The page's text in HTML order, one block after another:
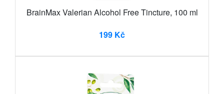
BrainMax Valerian Alcohol Free Tincture, 100 ml
199 Kč